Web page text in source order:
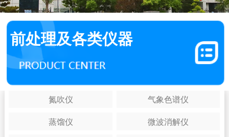
前处理及各类仪器
氮吹仪
气象色谱仪
蒸馏仪
微波消解仪